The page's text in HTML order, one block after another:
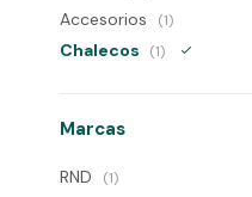
Accesorios (1)
Chalecos (1)
Marcas
RND (1)